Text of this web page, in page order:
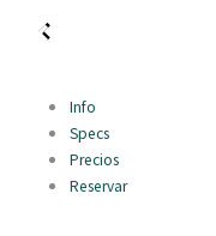
Info
Specs
Precios
Reservar